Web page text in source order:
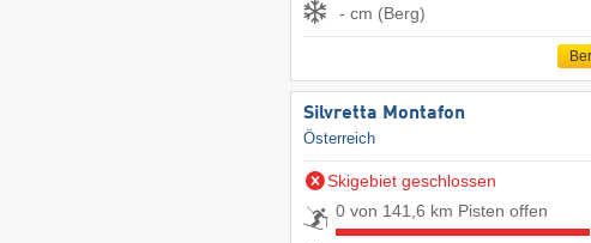
- cm (Berg)
Silvretta Montafon
Österreich
Skigebiet geschlossen
0 von 141,6 km Pisten offen